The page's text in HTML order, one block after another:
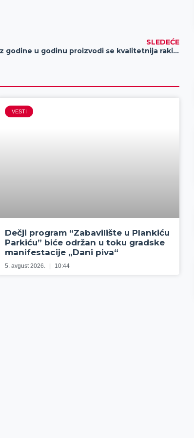
SLEDEĆE
Iz godine u godinu proizvodi se kvalitetnija rakija koja je ocenjena pred 7. Festival rakije Žitište
VESTI
Dečji program “Zabavilište u Plankiću
Parkiću” biće održan u toku gradske
manifestacije „Dani piva“
5. avgust 2026. 10:44